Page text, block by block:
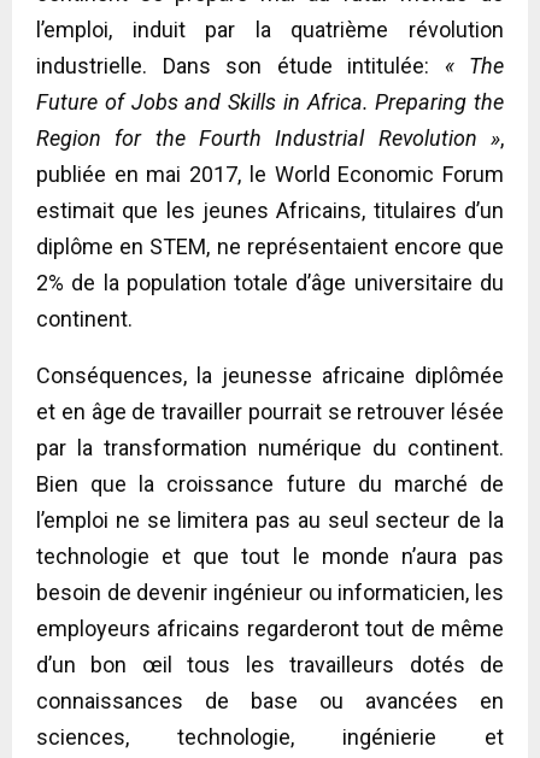
l’emploi, induit par la quatrième révolution
industrielle. Dans son étude intitulée: « The
Future of Jobs and Skills in Africa. Preparing the
Region for the Fourth Industrial Revolution »,
publiée en mai 2017, le World Economic Forum
estimait que les jeunes Africains, titulaires d’un
diplôme en STEM, ne représentaient encore que
2% de la population totale d’âge universitaire du
continent.
Conséquences, la jeunesse africaine diplômée
et en âge de travailler pourrait se retrouver lésée
par la transformation numérique du continent.
Bien que la croissance future du marché de
l’emploi ne se limitera pas au seul secteur de la
technologie et que tout le monde n’aura pas
besoin de devenir ingénieur ou informaticien, les
employeurs africains regarderont tout de même
d’un bon œil tous les travailleurs dotés de
connaissances de base ou avancées en
sciences, technologie, ingénierie et